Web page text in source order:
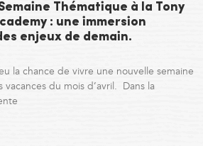
Thématique à la Tony
: une immersion
enjeux de demain.
la chance de vivre une nouvelle semaine
du mois d’avril. Dans la